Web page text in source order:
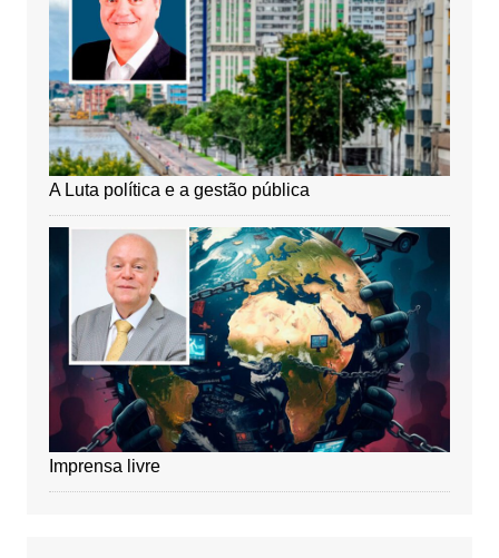
A Luta política e a gestão pública
Imprensa livre